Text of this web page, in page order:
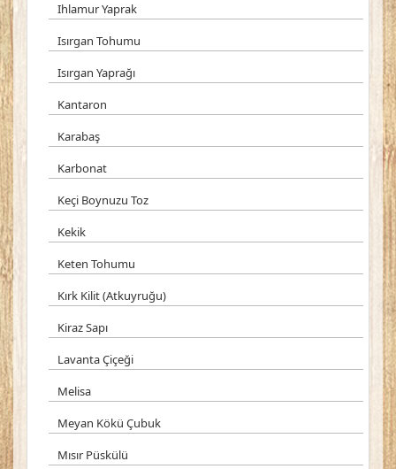
Ihlamur Yaprak
Isırgan Tohumu
Isırgan Yaprağı
Kantaron
Karabaş
Karbonat
Keçi Boynuzu Toz
Kekik
Keten Tohumu
Kırk Kilit (Atkuyruğu)
Kiraz Sapı
Lavanta Çiçeği
Melisa
Meyan Kökü Çubuk
Mısır Püskülü